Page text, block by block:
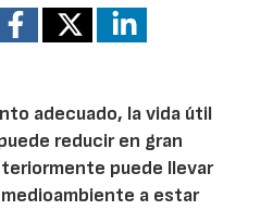
adecuado, la vida útil
reducir en gran
puede llevar
a estar